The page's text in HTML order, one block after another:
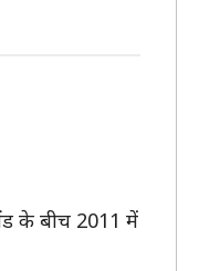
के बीच 2011 में